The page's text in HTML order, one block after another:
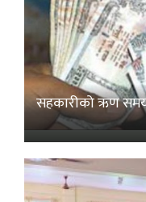
सहकारीको ऋण